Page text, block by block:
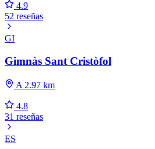
4.9
52 reseñas
GI
Gimnàs Sant Cristòfol
A 2.97 km
4.8
31 reseñas
ES